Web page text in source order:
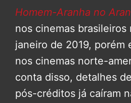
Homem-Aranha no
nos cinemas brasileiros
janeiro de 2019, porém
nos cinemas norte-
conta disso, detalhes
pós-créditos já caíram